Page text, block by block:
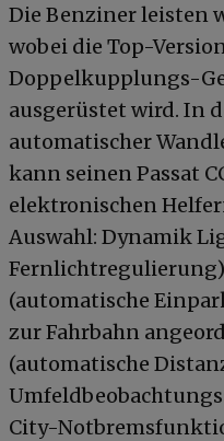
Die Benziner leisten
wobei die Top-
Doppelkupplungs-
ausgerüstet wird. In
automatischer
kann seinen Passat
elektronischen
Auswahl: Dynamik
(automatische
zur Fahrbahn
(automatische
City-